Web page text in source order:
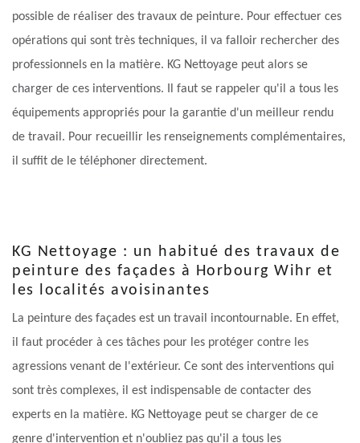
possible de réaliser des travaux de peinture. Pour effectuer ces
opérations qui sont très techniques, il va falloir rechercher des
professionnels en la matière. KG Nettoyage peut alors se
charger de ces interventions. Il faut se rappeler qu'il a tous les
équipements appropriés pour la garantie d'un meilleur rendu
de travail. Pour recueillir les renseignements complémentaires,
il suffit de le téléphoner directement.
KG Nettoyage : un habitué des travaux de
peinture des façades à Horbourg Wihr et
les localités avoisinantes
La peinture des façades est un travail incontournable. En effet,
il faut procéder à ces tâches pour les protéger contre les
agressions venant de l'extérieur. Ce sont des interventions qui
sont très complexes, il est indispensable de contacter des
experts en la matière. KG Nettoyage peut se charger de ce
genre d'intervention et n'oubliez pas qu'il a tous les